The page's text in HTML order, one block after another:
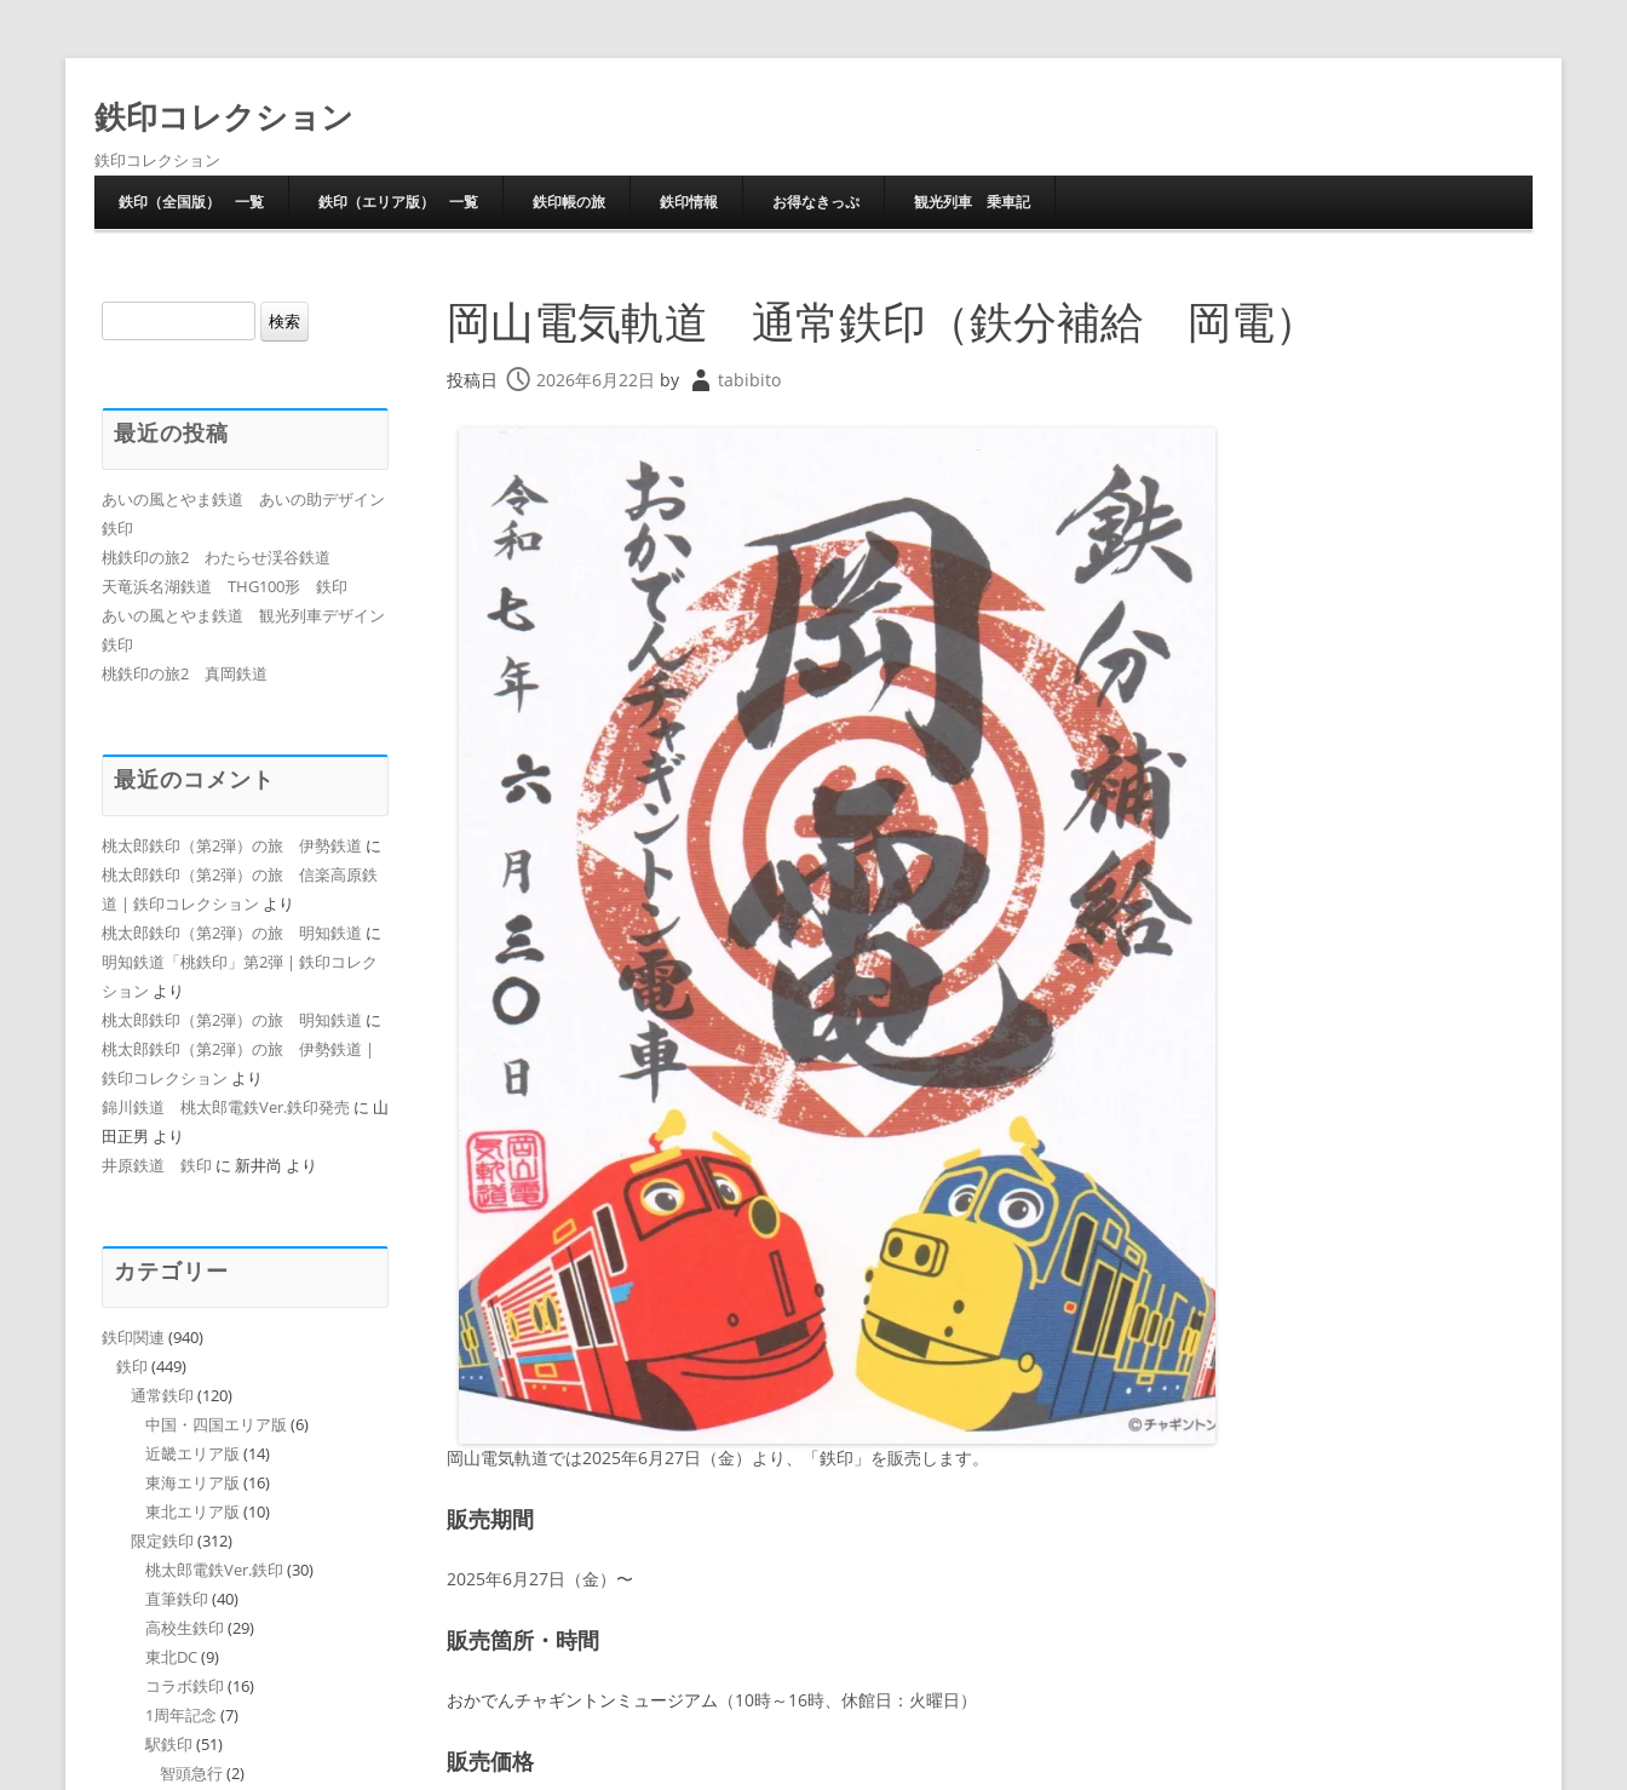
鉄印コレクション
鉄印コレクション
鉄印（全国版） 一覧 鉄印（エリア版） 一覧 鉄印帳の旅 鉄印情報 お得なきっぷ 観光列車 乗車記
岡山電気軌道 通常鉄印（鉄分補給 岡電）
投稿日 2026年6月22日 by tabibito
岡山電気軌道では2025年6月27日（金）より、「鉄印」を販売します。
販売期間
2025年6月27日（金）〜
販売箇所・時間
おかでんチャギントンミュージアム （10時～16時、休館日：火曜日）
販売価格
索:
最近の投稿
あいの風とやま鉄道 あいの助デザイン
鉄印
桃鉄印の旅2 わたらせ渓谷鉄道
天竜浜名湖鉄道 THG100形 鉄印
あいの風とやま鉄道 観光列車デザイン
鉄印
桃鉄印の旅2 真岡鉄道
最近のコメント
桃太郎鉄印（第2弾）の旅 伊勢鉄道 に
桃太郎鉄印（第2弾）の旅 信楽高原鉄
道 | 鉄印コレクション より
桃太郎鉄印（第2弾）の旅 明知鉄道 に
明知鉄道「桃鉄印」第2弾 | 鉄印コレク
ション より
桃太郎鉄印（第2弾）の旅 明知鉄道 に
桃太郎鉄印（第2弾）の旅 伊勢鉄道 |
鉄印コレクション より
錦川鉄道 桃太郎電鉄Ver.鉄印発売 に 山
田正男 より
井原鉄道 鉄印 に 新井尚 より
カテゴリー
鉄印関連 (940)
鉄印 (449)
通常鉄印 (120)
中国・四国エリア版 (6)
近畿エリア版 (14)
東海エリア版 (16)
東北エリア版 (10)
限定鉄印 (312)
桃太郎電鉄Ver.鉄印 (30)
直筆鉄印 (40)
高校生鉄印 (29)
東北DC(9)
コラボ鉄印 (16)
1周年記念 (7)
駅鉄印 (51)
智頭急行(2)